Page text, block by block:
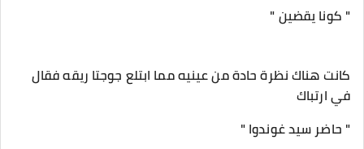
" كونا يقضين "
كانت هناك نظرة حادة من عينيه مما ابتلع جوجتا ريقه فقال
في ارتباك
" حاضر سيد غوندوا "